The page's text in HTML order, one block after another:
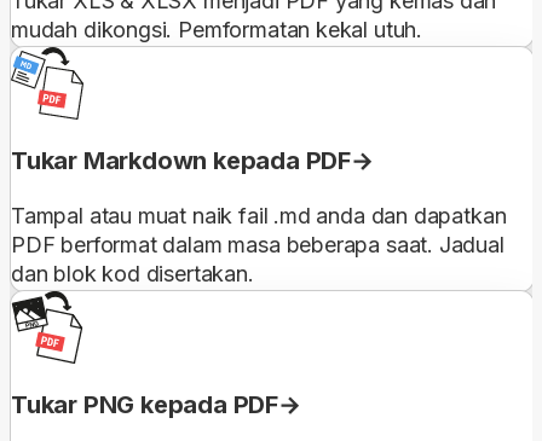
mudah dikongsi. Pemformatan kekal utuh.
Tukar Markdown kepada PDF
Tampal atau muat naik fail .md anda dan dapatkan
PDF berformat dalam masa beberapa saat. Jadual
dan blok kod disertakan.
Tukar PNG kepada PDF